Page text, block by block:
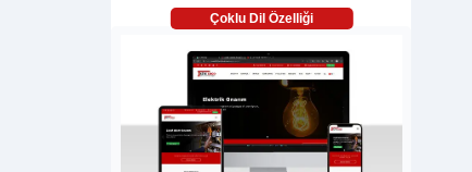
Çoklu Dil Özelliği